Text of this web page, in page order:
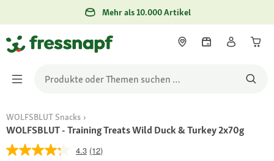
Mehr als 10.000 Artikel
WOLFSBLUT Snacks
WOLFSBLUT - Training Treats Wild Duck & Turkey 2x70g
4.3 (12)